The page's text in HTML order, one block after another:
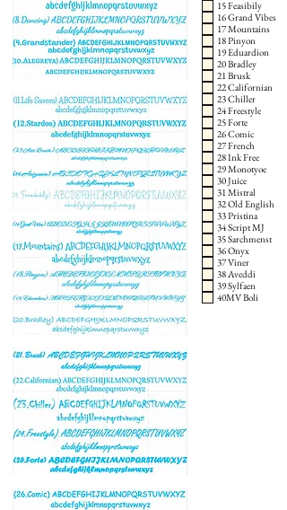
15 Feasibily
16 Grand Vibes
17 Mountains
18 Pinyon
19 Eduardion
20 Bradley
21 Brusk
22 Californian
23 Chiller
24 Freestyle
25 Forte
26 Comic
27 French
28 Ink Free
29 Monotyoe
30 Juice
31 Mistral
32 Old English
33 Pristina
34 Script MJ
35 Sarchmenst
36 Onyx
37 Viner
38 Aveddi
39 Sylfaen
40MV Boli